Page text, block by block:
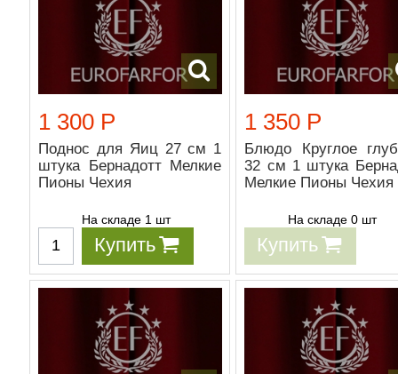
1 300 Р
Поднос для Яиц 27 см 1
штука Бернадотт Мелкие
Пионы Чехия
На складе 1 шт
Купить
1 350 Р
Блюдо Круглое
32 см 1 штука
Мелкие Пионы Чехия
На складе 0 шт
Купить